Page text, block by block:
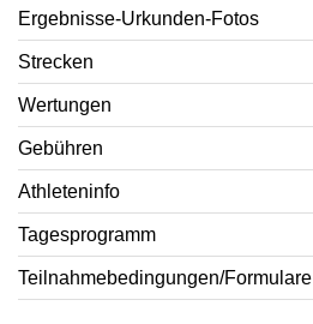
Ergebnisse-Urkunden-Fotos
Strecken
Wertungen
Gebühren
Athleteninfo
Tagesprogramm
Teilnahmebedingungen/Formulare